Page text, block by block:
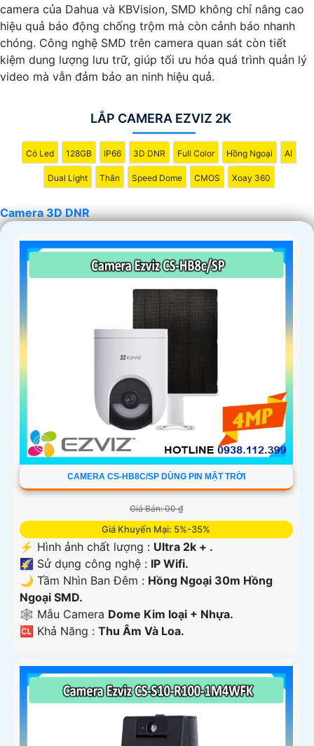
camera của Dahua và KBVision, SMD không chỉ nâng cao
hiệu quả báo động chống trộm mà còn cảnh báo nhanh
chóng. Công nghệ SMD trên camera quan sát còn tiết
kiệm dung lượng lưu trữ, giúp tối ưu hóa quá trình quản lý
video mà vẫn đảm bảo an ninh hiệu quả.
LẮP CAMERA EZVIZ 2K
Có Led 128GB IP66 3D DNR Full Color Hồng Ngoại AI
Dual Light Thân Speed Dome CMOS Xoay 360
Camera 3D DNR
CAMERA CS-HB8C/SP DÙNG PIN MẶT TRỜI
Giá Bán: 00 ₫
Giá Khuyến Mại: 5%-35%
️⚡ Hình ảnh chất lượng : Ultra 2k + .
🌠 Sử dụng công nghệ : IP Wifi.
🌙 Tầm Nhìn Ban Đêm : Hồng Ngoại 30m Hồng
Ngoại SMD.
🕸️ Mẫu Camera Dome Kim loại + Nhựa.
️🆑 Khả Năng : Thu Âm Và Loa.